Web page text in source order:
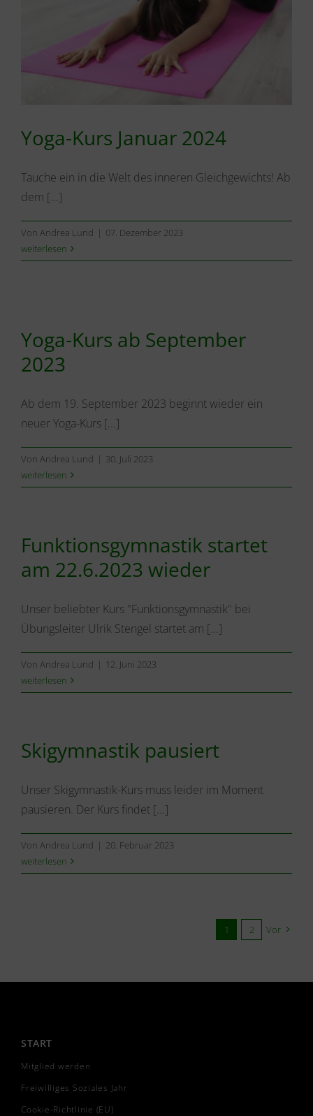
Yoga-Kurs Januar 2024
Tauche ein in die Welt des inneren Gleichgewichts! Ab
dem [...]
Von Andrea Lund | 07. Dezember 2023
weiterlesen
Yoga-Kurs ab September
2023
Ab dem 19. September 2023 beginnt wieder ein
neuer Yoga-Kurs [...]
Von Andrea Lund | 30. Juli 2023
weiterlesen
Funktionsgymnastik startet
am 22.6.2023 wieder
Unser beliebter Kurs "Funktionsgymnastik" bei
Übungsleiter Ulrik Stengel startet am [...]
Von Andrea Lund | 12. Juni 2023
weiterlesen
Skigymnastik pausiert
Unser Skigymnastik-Kurs muss leider im Moment
pausieren. Der Kurs findet [...]
Von Andrea Lund | 20. Februar 2023
weiterlesen
1 2 Vor
START
Mitglied werden
Freiwilliges Soziales Jahr
Cookie-Richtlinie (EU)